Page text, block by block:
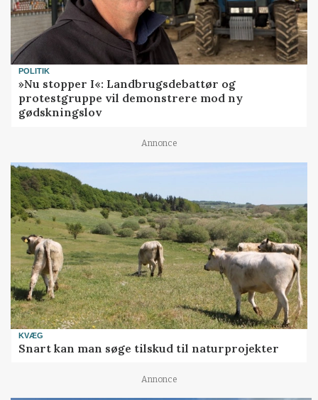
POLITIK
»Nu stopper I«: Landbrugsdebattør og
protestgruppe vil demonstrere mod ny
gødskningslov
Annonce
KVÆG
Snart kan man søge tilskud til naturprojekter
Annonce